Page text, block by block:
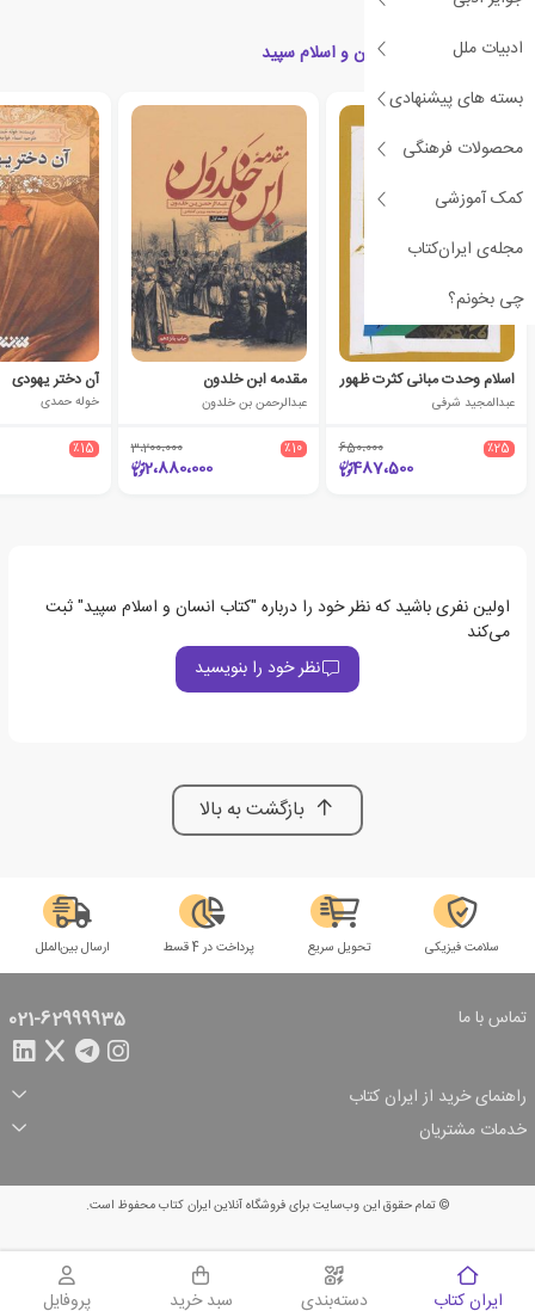
ادبیات ملل
بسته های پیشنهادی
محصولات فرهنگی
کمک آموزشی
مجله‌ی ایران‌کتاب
چی بخونم؟
کتاب های مرتبط با انسان و اسلام سپید
پ
ی
ش
ن
ه
ا
د
و
ی
ژ
ه
اسلام وحدت مبانی کثرت ظهور
عبدالمجید شرفی
٪25 650،000
487،500
مقدمه ابن خلدون
عبدالرحمن بن خلدون
٪10 3،200،000
2،880،000
آن دختر یهودی
خوله حمدی
٪15
اولین نفری باشید که نظر خود را درباره "کتاب انسان و اسلام سپید" ثبت
می‌کند
نظر خود را بنویسید
بازگشت به بالا
سلامت فیزیکی تحویل سریع پرداخت در 4 قسط ارسال بین‌الملل
تماس با ما 021-62999935
راهنمای خرید از ایران کتاب
ثبت سفارش
شرایط ارسال سفارش
شیوه پرداخت
تخفیف‌های خرید
خدمات مشتریان
© تمام حقوق این وب‌سایت برای فروشگاه آنلاین ایران کتاب محفوظ است.
ایران کتاب دسته‌بندی
سبد خرید
سبد خرید پروفایل